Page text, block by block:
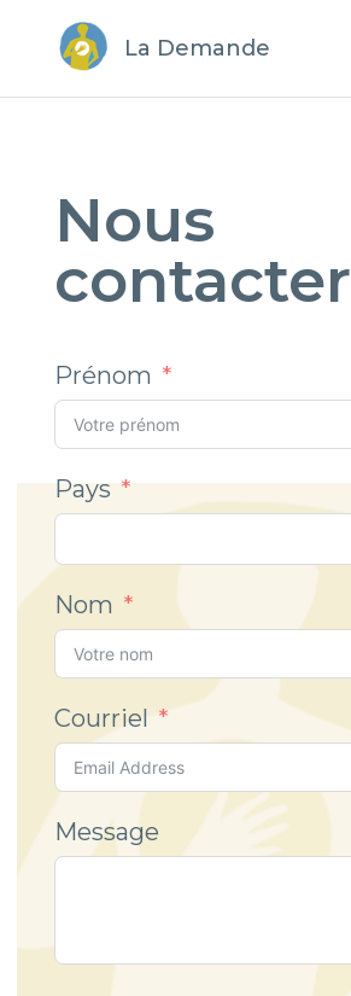
La Demande
Nous
contacter
Prénom
Pays
Nom
Courriel
Message